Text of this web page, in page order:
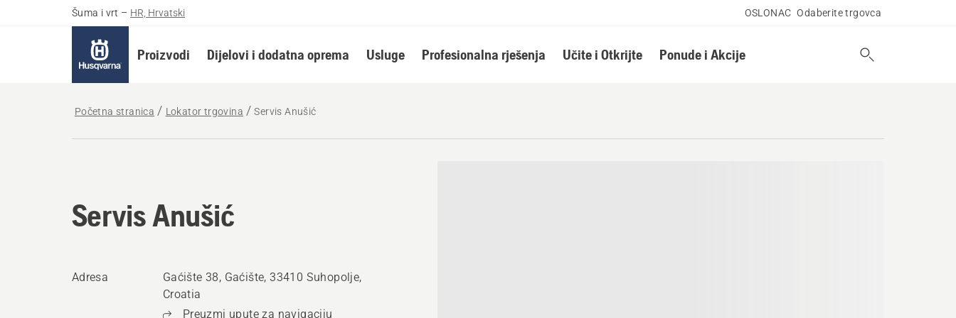
Šuma i vrt – HR, Hrvatski OSLONAC Odaberite trgovca
Proizvodi Dijelovi i dodatna oprema Usluge Profesionalna rješenja Učite i Otkrijte Ponude i Akcije
Početna stranica Lokator trgovina Servis Anušić
Servis Anušić
Adresa
Gaćište 38, Gaćište, 33410 Suhopolje,
Croatia
Preuzmi upute za navigaciju